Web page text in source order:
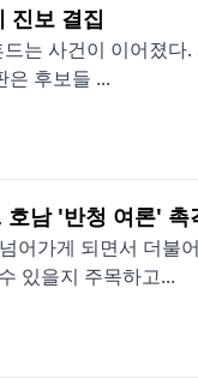
진보 결집
는 사건이 이어졌
은 후보들 ...
남 '반청 여론' 촉
어가게 되면서 더
있을지 주목하고...